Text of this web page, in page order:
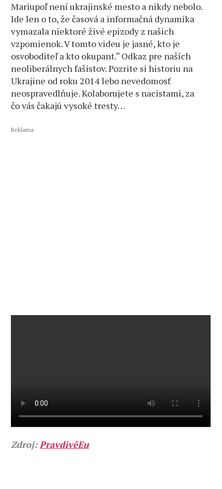
Mariupoľ není ukrajinské mesto a nikdy nebolo.
Ide len o to, že časová a informačná dynamika
vymazala niektoré živé epizody z našich
vzpomienok. V tomto videu je jasné, kto je
osvoboditeľ a kto okupant.“ Odkaz pre naších
neoliberálnych fašistov. Pozrite si historiu na
Ukrajine od roku 2014 lebo nevedomosť
neospravedlňuje. Kolaborujete s nacistami, za
čo vás čakajú vysoké tresty…
Reklama
Zdroj: PravdivěEu